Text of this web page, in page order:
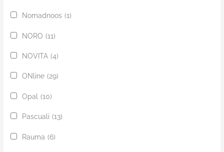
Nomadnoos (1)
NORO (11)
NOVITA (4)
ONline (29)
Opal (10)
Pascuali (13)
Rauma (6)